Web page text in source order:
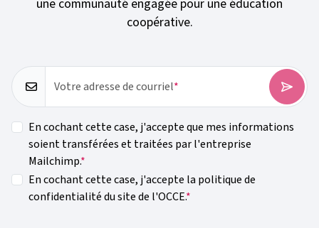
une communauté engagée pour une éducation
coopérative.
Votre adresse de courriel
En cochant cette case, j'accepte que mes informations
soient transférées et traitées par l'entreprise
Mailchimp.
En cochant cette case, j'accepte la politique de
confidentialité du site de l'OCCE.